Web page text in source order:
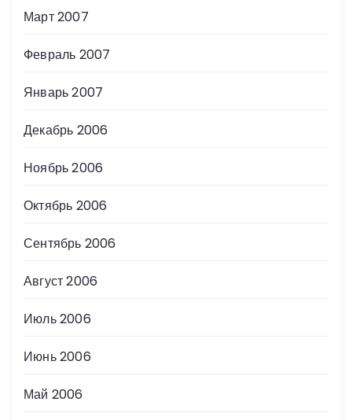
Март 2007
Февраль 2007
Январь 2007
Декабрь 2006
Ноябрь 2006
Октябрь 2006
Сентябрь 2006
Август 2006
Июль 2006
Июнь 2006
Май 2006